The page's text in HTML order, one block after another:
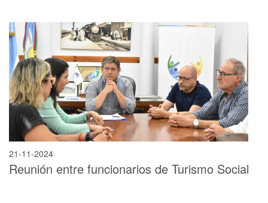
21-11-2024
Reunión entre funcionarios de Turismo Social